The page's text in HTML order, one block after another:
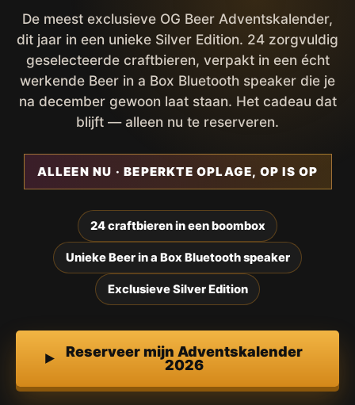
De meest exclusieve OG Beer Adventskalender,
dit jaar in een unieke Silver Edition. 24 zorgvuldig
geselecteerde craftbieren, verpakt in een écht
werkende Beer in a Box Bluetooth speaker die je
na december gewoon laat staan. Het cadeau dat
blijft — alleen nu te reserveren.
ALLEEN NU · BEPERKTE OPLAGE, OP IS OP
24 craftbieren in een boombox
Unieke Beer in a Box Bluetooth speaker
Exclusieve Silver Edition
Reserveer mijn Adventskalender
2026